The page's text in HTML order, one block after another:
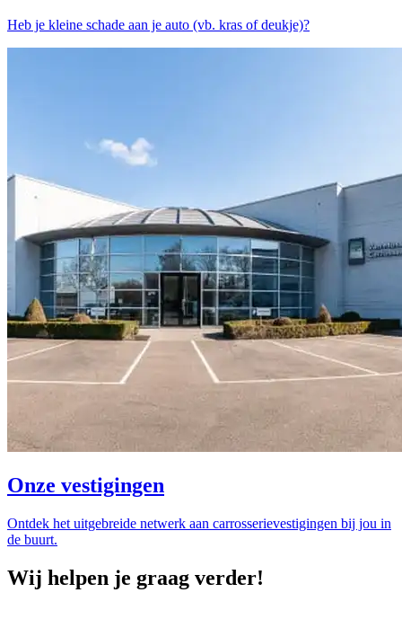
Heb je kleine schade aan je auto (vb. kras of deukje)?
Onze vestigingen
Ontdek het uitgebreide netwerk aan carrosserievestigingen bij jou in
de buurt.
Wij helpen je graag verder!